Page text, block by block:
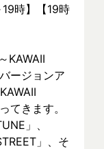
時】【19時
KAWAII
ージョンア
てきます。
」、
」、そ